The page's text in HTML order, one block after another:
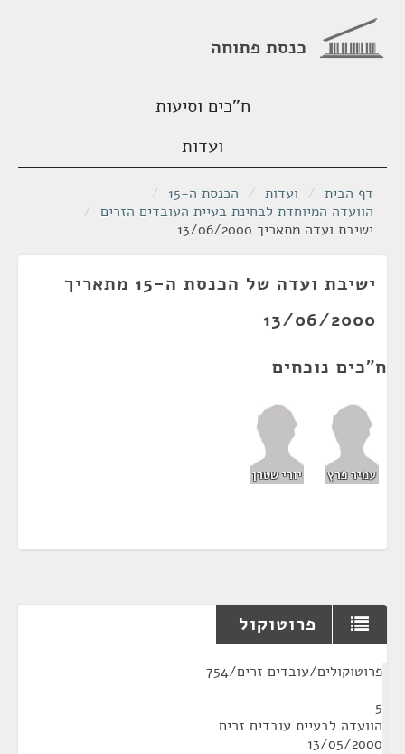
כנסת פתוחה
ח"כים וסיעות
ועדות
דף הבית / ועדות / הכנסת ה-15
/
הוועדה המיוחדת לבחינת בעיית העובדים הזרים /
ישיבת ועדה מתאריך 13/06/2000
ישיבת ועדה של הכנסת ה-15 מתאריך
13/06/2000
ח"כים נוכחים
עמיר פרץ יורי שטרן
פרוטוקול
פרוטוקולים/עובדים זרים/754
5
הוועדה לבעיית עובדים זרים
13/05/2000